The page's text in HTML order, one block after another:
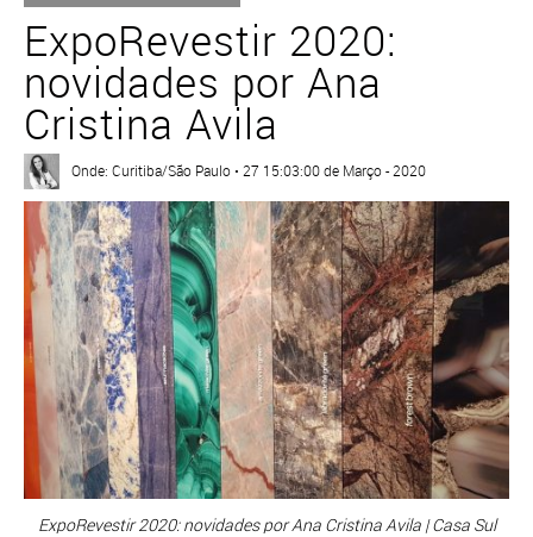
ExpoRevestir 2020:
novidades por Ana
Cristina Avila
Onde: Curitiba/São Paulo • 27 15:03:00 de Março - 2020
ExpoRevestir 2020: novidades por Ana Cristina Avila | Casa Sul